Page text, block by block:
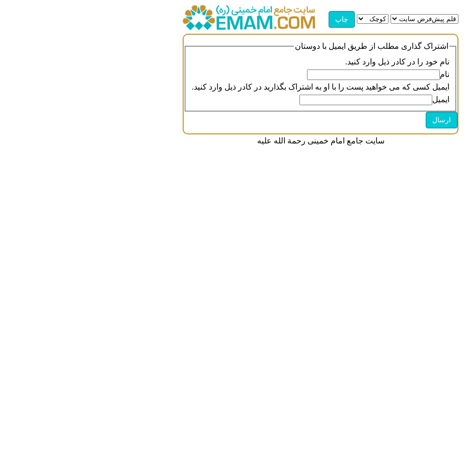
اشتراک گذاری مطلب از طریق ایمیل با دوستان
نام خود را در کادر ذیل وارد کنید.
نام
ایمیل کسی که می خواهید پست را با او به اشتراک بگذارید در کادر ذیل وارد کنید.
ایمیل
سایت جامع امام خمینی رحمة الله علیه